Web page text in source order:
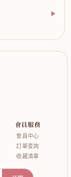
會員服務
會員中心
訂單查詢
收藏清單